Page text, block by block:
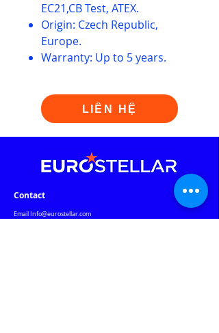
EC21,CB Test, ATEX.
Origin: Czech Republic,
Europe.
Warranty: Up to 5 years.
LIÊN HỆ
Contact
EmailInfo@eurostellar.com